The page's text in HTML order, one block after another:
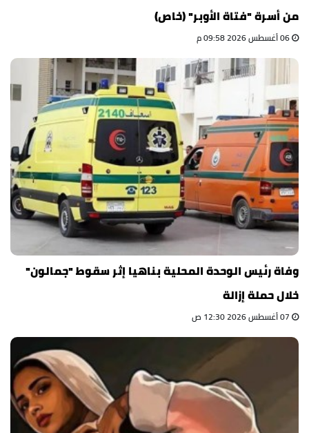
من أسرة "فتاة الأوبر" (خاص)
وفاة رئيس الوحدة المحلية بناهيا إثر سقوط "جمالون"
خلال حملة إزالة